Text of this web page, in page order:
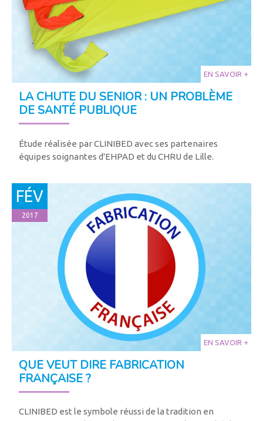
EN SAVOIR +
LA CHUTE DU SENIOR : UN PROBLÈME
DE SANTÉ PUBLIQUE
Étude réalisée par CLINIBED avec ses partenaires
équipes soignantes d'EHPAD et du CHRU de Lille.
FÉV
2017
EN SAVOIR +
QUE VEUT DIRE FABRICATION
FRANÇAISE ?
CLINIBED est le symbole réussi de la tradition en